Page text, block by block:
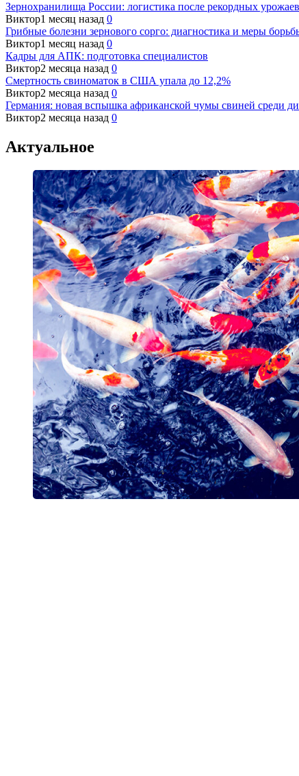
Зернохранилища России: логистика после рекордных урожаев
Виктор1 месяц назад 0
Грибные болезни зернового сорго: диагностика и меры
Виктор1 месяц назад 0
Кадры для АПК: подготовка специалистов
Виктор2 месяца назад 0
Смертность свиноматок в США упала до 12,2%
Виктор2 месяца назад 0
Германия: новая вспышка африканской чумы свиней среди
Виктор2 месяца назад 0
Актуальное